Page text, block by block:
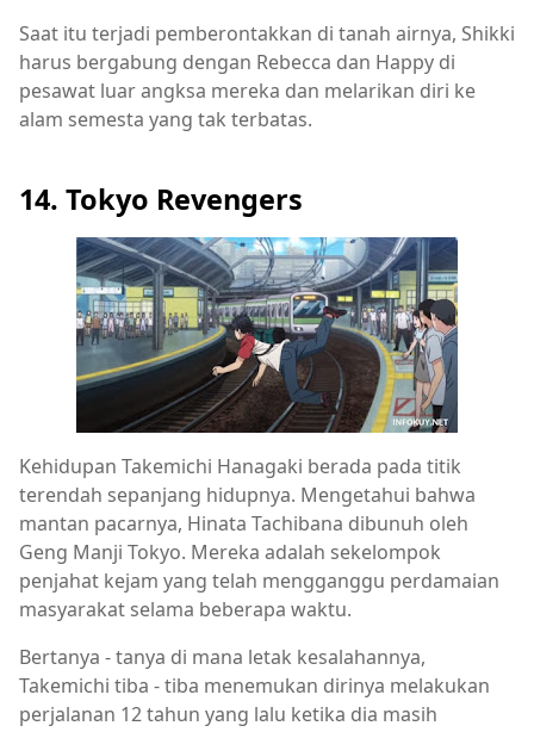
Saat itu terjadi pemberontakkan di tanah airnya, Shikki
harus bergabung dengan Rebecca dan Happy di
pesawat luar angksa mereka dan melarikan diri ke
alam semesta yang tak terbatas.
14. Tokyo Revengers
Kehidupan Takemichi Hanagaki berada pada titik
terendah sepanjang hidupnya. Mengetahui bahwa
mantan pacarnya, Hinata Tachibana dibunuh oleh
Geng Manji Tokyo. Mereka adalah sekelompok
penjahat kejam yang telah mengganggu perdamaian
masyarakat selama beberapa waktu.
Bertanya - tanya di mana letak kesalahannya,
Takemichi tiba - tiba menemukan dirinya melakukan
perjalanan 12 tahun yang lalu ketika dia masih